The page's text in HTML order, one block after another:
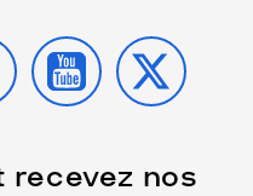
YOUTUBE
X
recevez nos